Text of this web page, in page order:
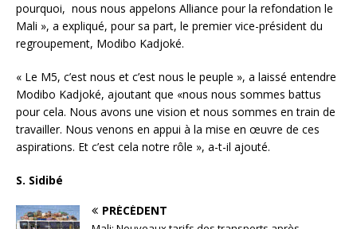
pourquoi, nous nous appelons Alliance pour la refondation le
Mali », a expliqué, pour sa part, le premier vice-président du
regroupement, Modibo Kadjoké.
« Le M5, c’est nous et c’est nous le peuple », a laissé entendre
Modibo Kadjoké, ajoutant que «nous nous sommes battus
pour cela. Nous avons une vision et nous sommes en train de
travailler. Nous venons en appui à la mise en œuvre de ces
aspirations. Et c’est cela notre rôle », a-t-il ajouté.
S. Sidibé
PRÉCÉDENT